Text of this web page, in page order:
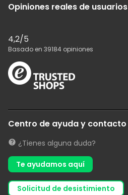
Opiniones reales de usuarios
4,2/5
Basado en 39184 opiniones
Centro de ayuda y contacto
¿Tienes alguna duda?
Te ayudamos aquí
solicitud de desistimiento